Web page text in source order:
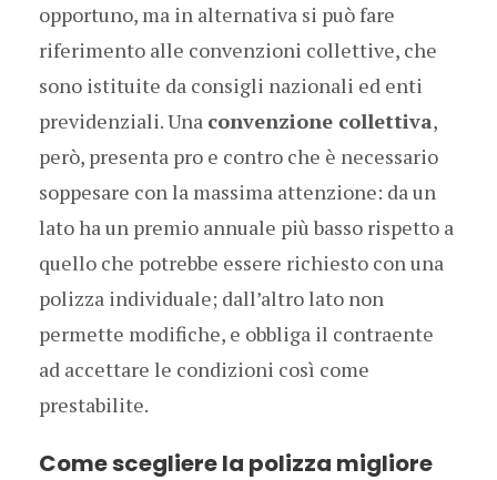
opportuno, ma in alternativa si può fare
riferimento alle convenzioni collettive, che
sono istituite da consigli nazionali ed enti
previdenziali. Una convenzione collettiva,
però, presenta pro e contro che è necessario
soppesare con la massima attenzione: da un
lato ha un premio annuale più basso rispetto a
quello che potrebbe essere richiesto con una
polizza individuale; dall’altro lato non
permette modifiche, e obbliga il contraente
ad accettare le condizioni così come
prestabilite.
Come scegliere la polizza migliore